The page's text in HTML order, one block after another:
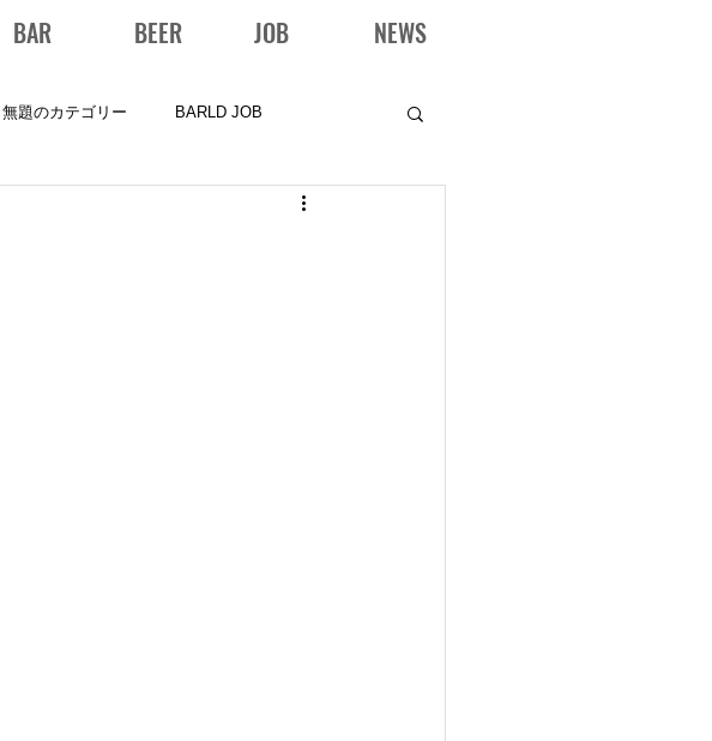
BAR BEER JOB NEWS
無題のカテゴリー BARLD JOB